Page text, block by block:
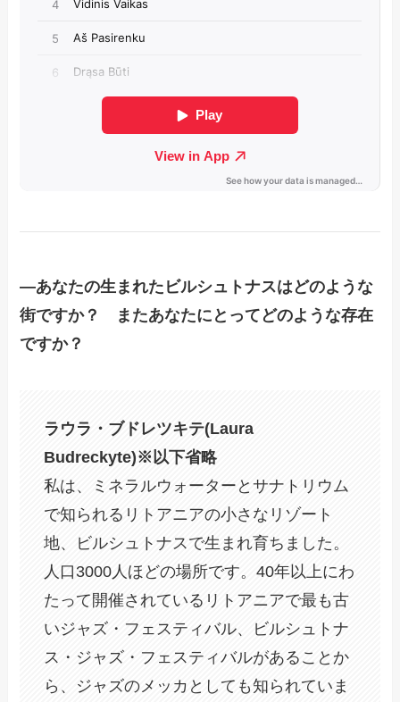
―あなたの生まれたビルシュトナスはどのような
街ですか？ またあなたにとってどのような存在
ですか？
ラウラ・ブドレツキテ(Laura
Budreckyte)※以下省略
私は、ミネラルウォーターとサナトリウム
で知られるリトアニアの小さなリゾート
地、ビルシュトナスで生まれ育ちました。
人口3000人ほどの場所です。40年以上にわ
たって開催されているリトアニアで最も古
いジャズ・フェスティバル、ビルシュトナ
ス・ジャズ・フェスティバルがあることか
ら、ジャズのメッカとしても知られていま